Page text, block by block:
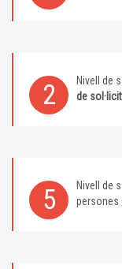
2 Nivell de
de
5 Nivell de
persones